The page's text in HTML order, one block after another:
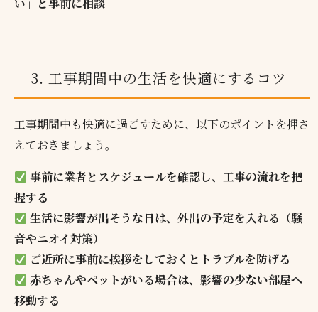
い」と事前に相談
3. 工事期間中の生活を快適にするコツ
工事期間中も快適に過ごすために、以下のポイントを押さ
えておきましょう。
事前に業者とスケジュールを確認し、工事の流れを把
握する
生活に影響が出そうな日は、外出の予定を入れる（騒
音やニオイ対策）
ご近所に事前に挨拶をしておくとトラブルを防げる
赤ちゃんやペットがいる場合は、影響の少ない部屋へ
移動する